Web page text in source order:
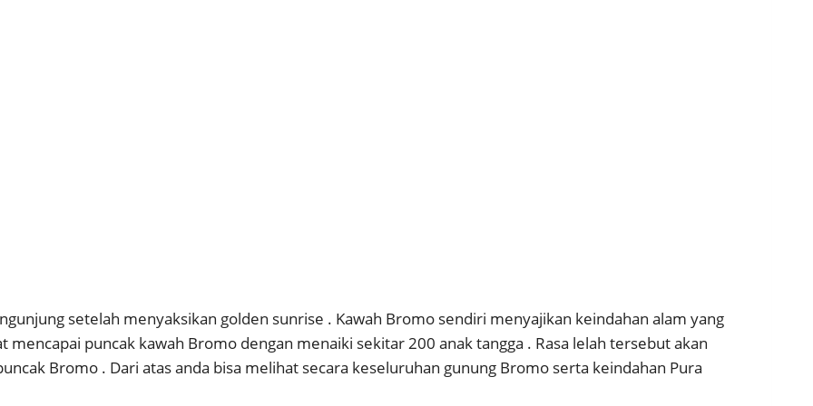
setelah menyaksikan golden sunrise . Kawah Bromo sendiri menyajikan keindahan alam yang
puncak kawah Bromo dengan menaiki sekitar 200 anak tangga . Rasa lelah tersebut akan
Bromo . Dari atas anda bisa melihat secara keseluruhan gunung Bromo serta keindahan Pura